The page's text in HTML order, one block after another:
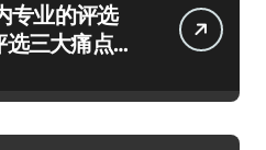
专业的评选
选三大痛点